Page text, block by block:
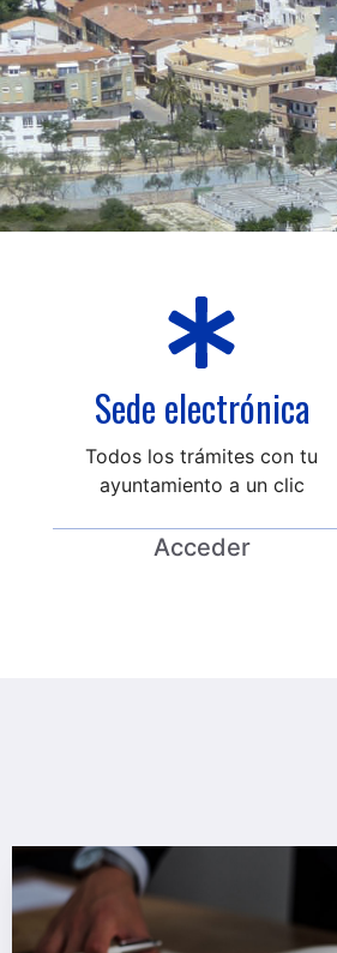
Sede electrónica
Todos los trámites con tu
ayuntamiento a un clic
Acceder